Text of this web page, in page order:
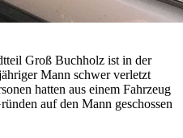
Groß Buchholz ist in der
Mann schwer verletzt
hatten aus einem Fahrzeug
auf den Mann geschossen